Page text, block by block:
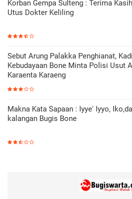
Korban Gempa Sulteng : Terima
Utus Dokter Keliling
Sebut Arung Palakka Penghianat,
Kebudayaan Bone Minta Polisi Usut
Karaenta Karaeng
Makna Kata Sapaan : Iyye' Iyyo,
kalangan Bugis Bone